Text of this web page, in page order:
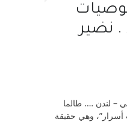
. نضير
– لندن …. طالما
أسرار”، وهي حقيقة